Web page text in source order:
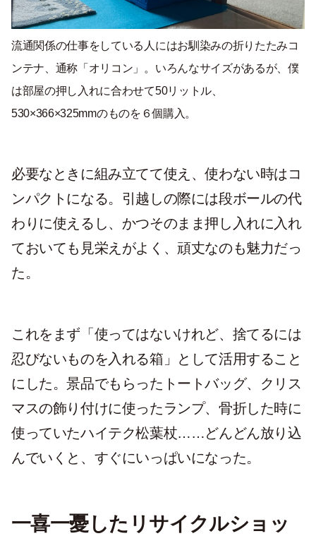
流通関係の仕事をしている人にはお馴染みの折りたたみコ
ンテナ、通称「オリコン」。いろんなサイズがあるが、僕
は部屋の押し入れに合わせて50リットル、
530×366×325mmのものを６個購入。
必要なときに組み立てて使え、使わない時はコ
ンパクトになる。引越しの際には段ボールの代
わりに使えるし、かつそのまま押し入れに入れ
ておいても見栄えがよく、頑丈なのも魅力だっ
た。
これをまず「使ってはないけれど、捨てるには
忍びないものを入れる箱」として活用すること
にした。景品でもらったトートバッグ、クリス
マスの飾り付けに使ったランプ、骨折した時に
使っていたハイテク松葉杖……どんどん放り込
んでいくと、すぐにいっぱいになった。
一喜一憂したリサイクルショッ